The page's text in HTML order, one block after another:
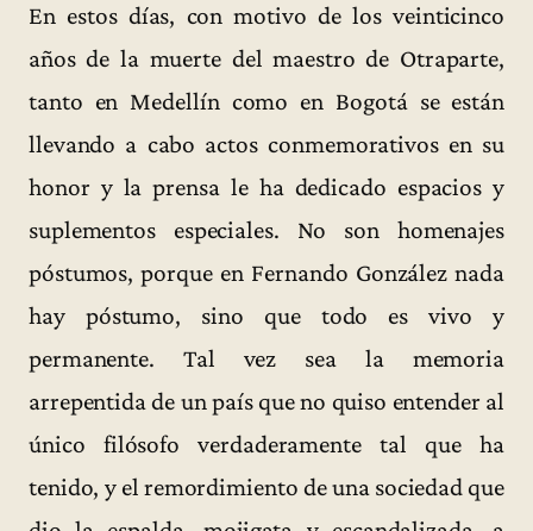
En estos días, con motivo de los veinticinco
años de la muerte del maestro de Otraparte,
tanto en Medellín como en Bogotá se están
llevando a cabo actos conmemorativos en su
honor y la prensa le ha dedicado espacios y
suplementos especiales. No son homenajes
póstumos, porque en Fernando González nada
hay póstumo, sino que todo es vivo y
permanente. Tal vez sea la memoria
arrepentida de un país que no quiso entender al
único filósofo verdaderamente tal que ha
tenido, y el remordimiento de una sociedad que